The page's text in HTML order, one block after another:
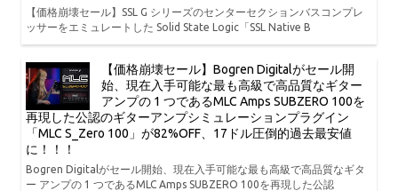
【価格崩壊セール】SSL G シリーズのセンターセクションバスコンプレ
ッサーをエミュレートした Solid State Logic「SSL Native B
【価格崩壊セール】Bogren Digitalがセール開
始、現在入手可能な最も高級で高品質なギター
アンプの 1 つであるMLC Amps SUBZERO 100を
再現した公認のギターアンプシミュレーションプラグイン
「MLC S_Zero 100」が82%OFF、17ドル圧倒的過去最安値
に！！！
Bogren Digitalがセール開始、現在入手可能な最も高級で高品質なギタ
ー アンプの 1 つであるMLC Amps SUBZERO 100を再現した公認